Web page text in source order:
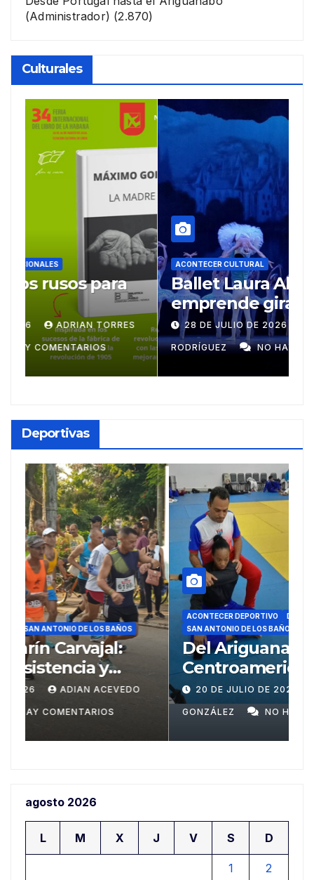
(Administrador) (2.870)
Culturales
ACONTECER CULTURAL
Ballet Laura Alonso
emprende gira
centroamericana
28 DE JULIO DE 2026 ADRIAN TORRES
RODRÍGUEZ NO HAY COMENTARIOS
Deportivas
ACONTECER DEPORTIVO DEPORTES
REPORTAJES
SAN ANTONIO DE LOS BAÑOS
Del Ariguanabo a los
Centroamericanos de Santo
Domingo
20 DE JULIO DE 2026 ADIAN ACEVEDO
GONZÁLEZ NO HAY COMENTARIOS
agosto 2026
L M X J V S D
1
2